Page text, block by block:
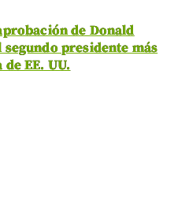
de Donald
segundo presidente más
EE. UU.